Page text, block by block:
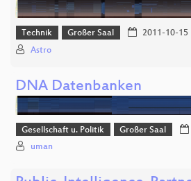
Technik Großer Saal 2011-10-15
Astro
DNA Datenbanken
Gesellschaft u. Politik Großer Saal
uman